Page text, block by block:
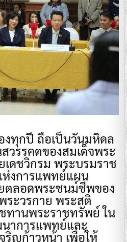
ทุกปี ถือเป็นวันมหิดล
วรรคตของสมเด็จพระ
ดชวิกรม พระบรมราช
งการแพทย์แผน
ตลอดพระชนม์ชีพของ
ระวรกาย พระสติ
านพระราชทรัพย์ ใน
าการแพทย์และ
ริญก้าวหน้า เพื่อให้